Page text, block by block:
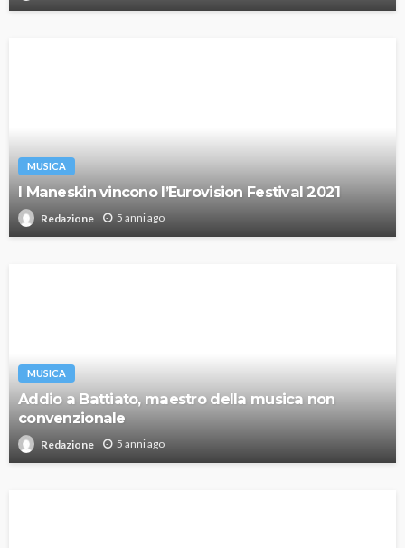
MUSICA
I Maneskin vincono l’Eurovision Festival 2021
Redazione 5 anni ago
MUSICA
Addio a Battiato, maestro della musica non
convenzionale
Redazione 5 anni ago